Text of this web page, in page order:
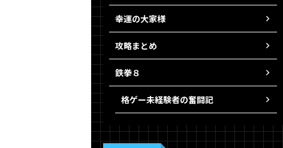
幸運の大家様
攻略まとめ
鉄拳８
格ゲー未経験者の奮闘記